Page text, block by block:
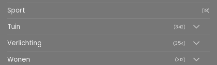
Sport (18)
Tuin (342)
Verlichting (354)
Wonen (312)